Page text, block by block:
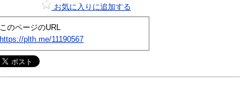
お気に入りに追加する
このページのURL
https://plth.me/11190567